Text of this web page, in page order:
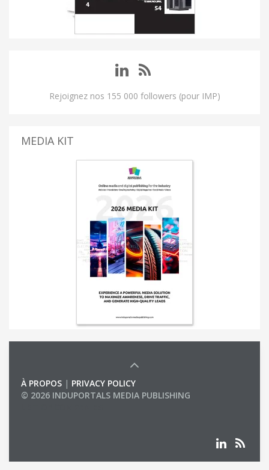
Rejoignez nos 155 000 followers (pour IMP)
MEDIA KIT
À PROPOS | PRIVACY POLICY
© 2026 INDUPORTALS MEDIA PUBLISHING